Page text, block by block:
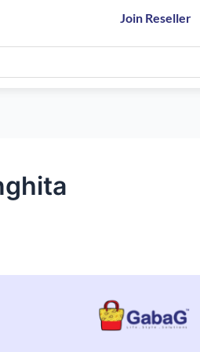
Join Reseller